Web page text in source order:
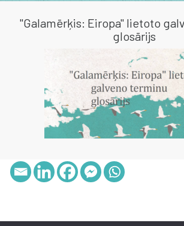
"Galamērķis: Eiropa" lietoto
glosārijs